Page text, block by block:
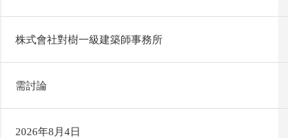
株式會社對樹一級建築師事務所
需討論
2026年8月4日